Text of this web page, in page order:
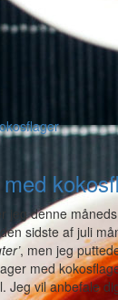
jeg denne
sidste af juli
, men jeg
med
Jeg vil anbefale